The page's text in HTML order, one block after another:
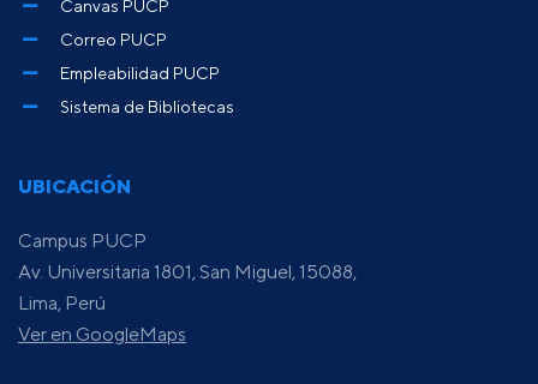
UBICACIÓN
Campus PUCP
Av. Universitaria 1801, San Miguel, 15088,
Lima, Perú
Ver en GoogleMaps
Canvas PUCP
Correo PUCP
Empleabilidad PUCP
Sistema de Bibliotecas